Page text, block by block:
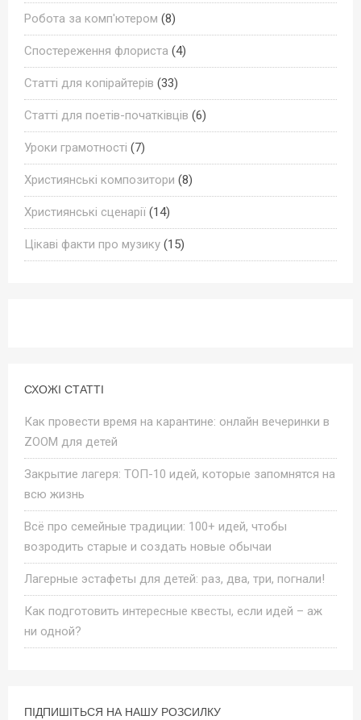
Робота за комп'ютером (8)
Спостереження флориста (4)
Статті для копірайтерів (33)
Статті для поетів-початківців (6)
Уроки грамотності (7)
Християнські композитори (8)
Християнські сценарії (14)
Цікаві факти про музику (15)
СХОЖІ СТАТТІ
Как провести время на карантине: онлайн вечеринки в
ZOOM для детей
Закрытие лагеря: ТОП-10 идей, которые запомнятся на
всю жизнь
Всё про семейные традиции: 100+ идей, чтобы
возродить старые и создать новые обычаи
Лагерные эстафеты для детей: раз, два, три, погнали!
Как подготовить интересные квесты, если идей – аж
ни одной?
ПІДПИШІТЬСЯ НА НАШУ РОЗСИЛКУ